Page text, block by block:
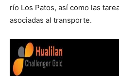
río Los Patos, así como las
asociadas al transporte.